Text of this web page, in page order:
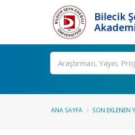
Bilecik
Ara
ANA SAYFA SON EKLENEN